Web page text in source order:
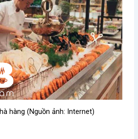
hàng (Nguồn ảnh: Internet)